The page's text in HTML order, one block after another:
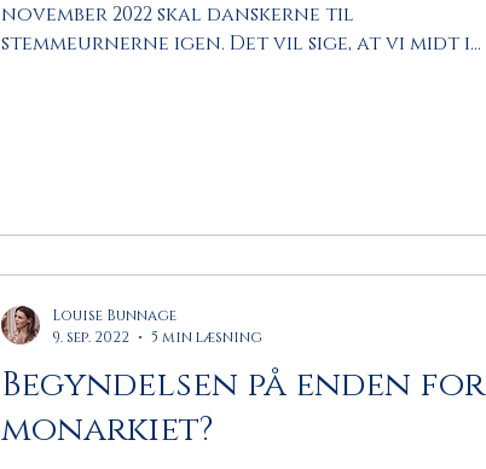
november 2022 skal danskerne til
stemmeurnerne igen. Det vil sige, at vi midt i
Begyndelsen på enden for
monarkiet?
Louise Bunnage
9. sep. 2022
5 min læsning